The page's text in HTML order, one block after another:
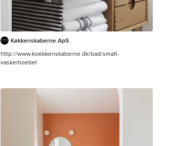
Køkkenskaberne ApS
http://www.koekkenskaberne.dk/bad/smalt-
vaskemoebel